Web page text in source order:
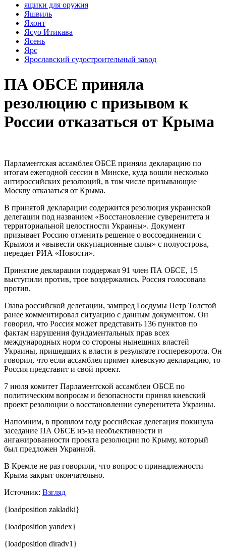
ящики для оружия
Яшвиль
Яхонт
Ясуо Итикава
Ясень
Ярс
Ярославский судостроительный завод
ПА ОБСЕ приняла
резолюцию с призывом к
России отказаться от Крыма
Парламентская ассамблея ОБСЕ приняла декларацию по
итогам ежегодной сессии в Минске, куда вошли несколько
антироссийских резолюций, в том числе призывающие
Москву отказаться от Крыма.
В принятой декларации содержится резолюция украинской
делегации под названием «Восстановление суверенитета и
территориальной целостности Украины». Документ
призывает Россию отменить решение о воссоединении с
Крымом и «вывести оккупационные силы» с полуострова,
передает РИА «Новости».
Принятие декларации поддержал 91 член ПА ОБСЕ, 15
выступили против, трое воздержались. Россия голосовала
против.
Глава российской делегации, зампред Госдумы Петр Толстой
ранее комментировал ситуацию с данным документом. Он
говорил, что Россия может представить 136 пунктов по
фактам нарушения фундаментальных прав всех
международных норм со стороны нынешних властей
Украины, пришедших к власти в результате госпереворота. Он
говорил, что если ассамблея примет киевскую декларацию, то
Россия представит и свой проект.
7 июля комитет Парламентской ассамблеи ОБСЕ по
политическим вопросам и безопасности принял киевский
проект резолюции о восстановлении суверенитета Украины.
Напомним, в прошлом году российская делегация покинула
заседание ПА ОБСЕ из-за необъективности и
ангажированности проекта резолюции по Крыму, который
был предложен Украиной.
В Кремле не раз говорили, что вопрос о принадлежности
Крыма закрыт окончательно.
Источник: Взгляд
{loadposition zakladki}
{loadposition yandex}
{loadposition diradv1}